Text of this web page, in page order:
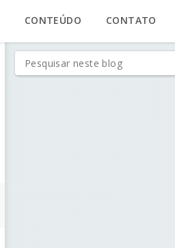
CONTEÚDO CONTATO